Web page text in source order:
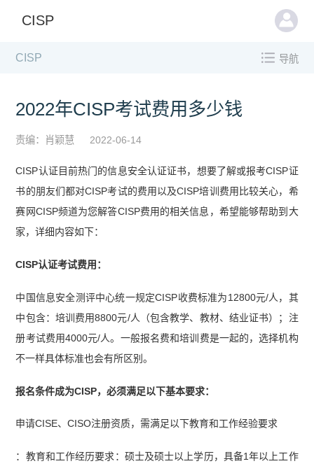
CISP
CISP 导航
2022年CISP考试费用多少钱
责编：肖颖慧 2022-06-14
CISP认证目前热门的信息安全认证证书，想要了解或报考CISP证
书的朋友们都对CISP考试的费用以及CISP培训费用比较关心，希
赛网CISP频道为您解答CISP费用的相关信息，希望能够帮助到大
家，详细内容如下：
CISP认证考试费用：
中国信息安全测评中心统一规定CISP收费标准为12800元/人，其
中包含：培训费用8800元/人（包含教学、教材、结业证书）；注
册考试费用4000元/人。一般报名费和培训费是一起的，选择机构
不一样具体标准也会有所区别。
报名条件成为CISP，必须满足以下基本要求：
申请CISE、CISO注册资质，需满足以下教育和工作经验要求
：教育和工作经历要求：硕士及硕士以上学历，具备1年以上工作